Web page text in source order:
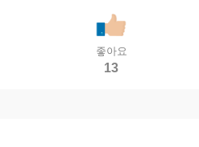
좋아요
13